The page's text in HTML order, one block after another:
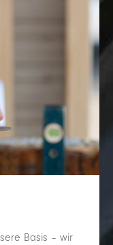
Basis – wir